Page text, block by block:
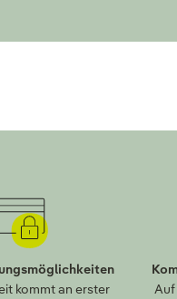
kommt an erster
Auf